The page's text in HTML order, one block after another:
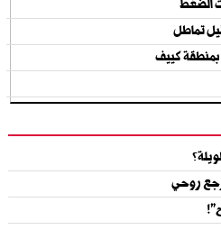
الضغط
تماطل
روحي